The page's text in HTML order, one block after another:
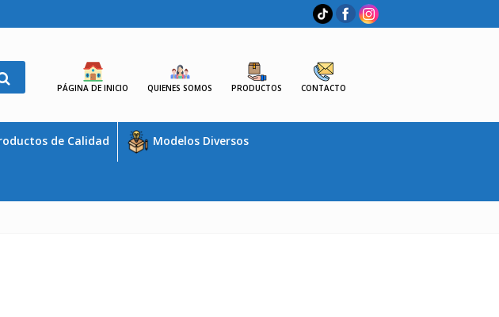
PÁGINA DE INICIO QUIENES SOMOS PRODUCTOS CONTACTO
de Calidad Modelos Diversos